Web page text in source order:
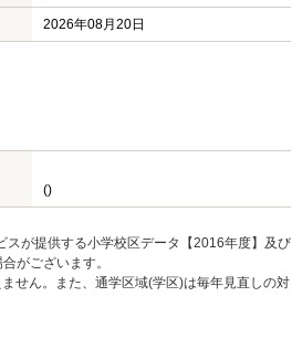
2026年08月20日
()
スが提供する小学校区データ【2016年度】及び
がございます。
せん。また、通学区域(学区)は毎年見直しの対